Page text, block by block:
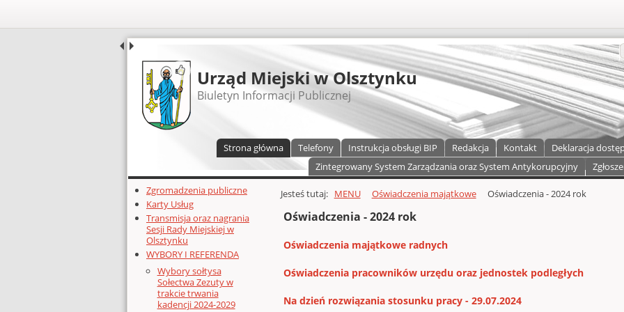
UDOSTĘPNIJ
Urząd Miejski w Olsztynku
Biuletyn Informacji Publicznej
Strona główna Telefony Instrukcja obsługi BIP Redakcja Kontakt Deklaracja
Zintegrowany System Zarządzania oraz System Antykorupcyjny
Dodatkowe zasoby (lewa kolumna)
Zgromadzenia publiczne
Karty Usług
Transmisja oraz nagrania
Sesji Rady Miejskiej w
Olsztynku
WYBORY I REFERENDA
Wybory sołtysa
Sołectwa Zezuty w
trakcie trwania
kadencji 2024-2029
Głównej zawartości
Jesteś tutaj: MENU Oświadczenia majątkowe Oświadczenia - 2024 rok
Oświadczenia - 2024 rok
Oświadczenia majątkowe radnych
Oświadczenia pracowników urzędu oraz jednostek podległych
Na dzień rozwiązania stosunku pracy - 29.07.2024